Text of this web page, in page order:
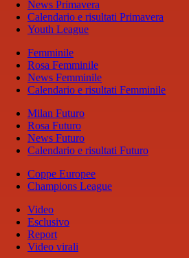
News Primavera
Calendario e risultati Primavera
Youth League
Femminile
Rosa Femminile
News Femminile
Calendario e risultati Femminile
Milan Futuro
Rosa Futuro
News Futuro
Calendario e risultati Futuro
Coppe Europee
Champions League
Video
Esclusivo
Report
Video virali